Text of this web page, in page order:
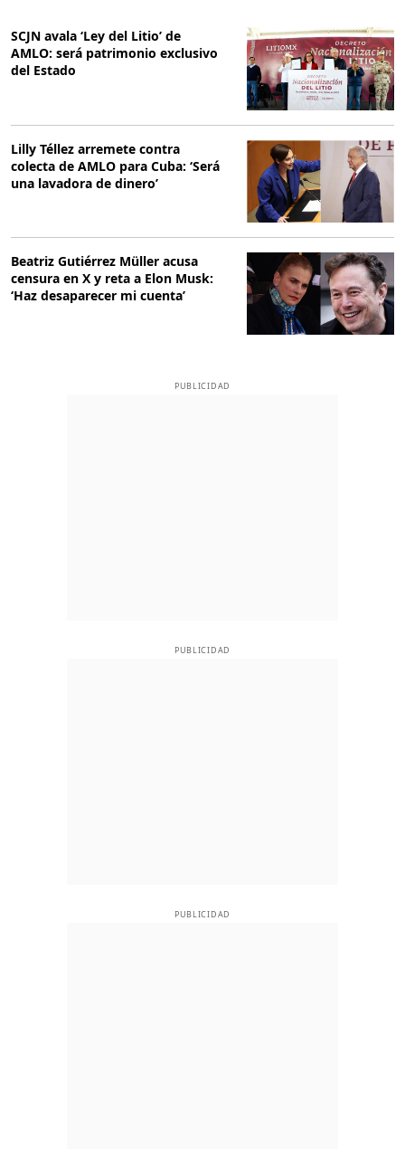
SCJN avala ‘Ley del Litio’ de
AMLO: será patrimonio exclusivo
del Estado
Lilly Téllez arremete contra
colecta de AMLO para Cuba: ‘Será
una lavadora de dinero’
Beatriz Gutiérrez Müller acusa
censura en X y reta a Elon Musk:
‘Haz desaparecer mi cuenta’
PUBLICIDAD
PUBLICIDAD
PUBLICIDAD